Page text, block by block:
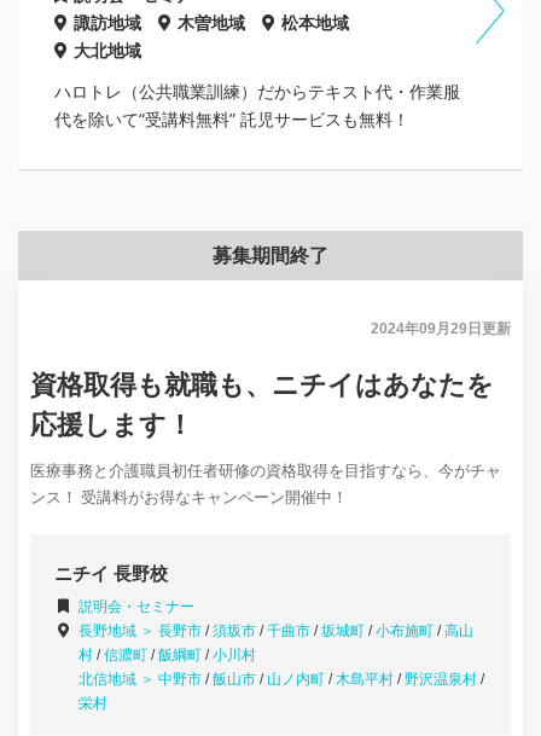
諏訪地域
木曽地域
松本地域
大北地域
ハロトレ（公共職業訓練）だからテキスト代・作業服
代を除いて“受講料無料” 託児サービスも無料！
募集期間終了
2024年09月29日 更新
資格取得も就職も、ニチイはあなたを
応援します！
医療事務と介護職員初任者研修の資格取得を目指すなら、今がチャ
ンス！ 受講料がお得なキャンペーン開催中！
ニチイ 長野校
説明会・セミナー
長野地域 ＞ 長野市 /須坂市 /千曲市 /坂城町 /小布施町 /高山
村 /信濃町 /飯綱町 /小川村
北信地域 ＞ 中野市 /飯山市 / 山ノ内町 /木島平村 /野沢温泉村 /
栄村